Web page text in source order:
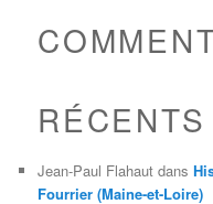
RÉCENTS
Jean-Paul Flahaut dans
Fourrier (Maine-et-Loire)